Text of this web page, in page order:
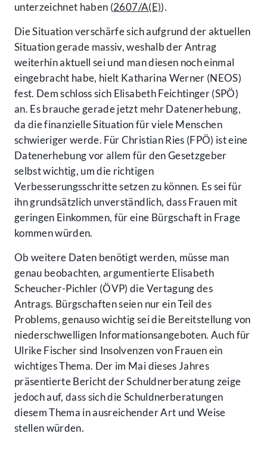
unterzeichnet haben (2607/A(E)).
Die Situation verschärfe sich aufgrund der aktuellen
Situation gerade massiv, weshalb der Antrag
weiterhin aktuell sei und man diesen noch einmal
eingebracht habe, hielt Katharina Werner (NEOS)
fest. Dem schloss sich Elisabeth Feichtinger (SPÖ)
an. Es brauche gerade jetzt mehr Datenerhebung,
da die finanzielle Situation für viele Menschen
schwieriger werde. Für Christian Ries (FPÖ) ist eine
Datenerhebung vor allem für den Gesetzgeber
selbst wichtig, um die richtigen
Verbesserungsschritte setzen zu können. Es sei für
ihn grundsätzlich unverständlich, dass Frauen mit
geringen Einkommen, für eine Bürgschaft in Frage
kommen würden.
Ob weitere Daten benötigt werden, müsse man
genau beobachten, argumentierte Elisabeth
Scheucher-Pichler (ÖVP) die Vertagung des
Antrags. Bürgschaften seien nur ein Teil des
Problems, genauso wichtig sei die Bereitstellung von
niederschwelligen Informationsangeboten. Auch für
Ulrike Fischer sind Insolvenzen von Frauen ein
wichtiges Thema. Der im Mai dieses Jahres
präsentierte Bericht der Schuldnerberatung zeige
jedoch auf, dass sich die Schuldnerberatungen
diesem Thema in ausreichender Art und Weise
stellen würden.